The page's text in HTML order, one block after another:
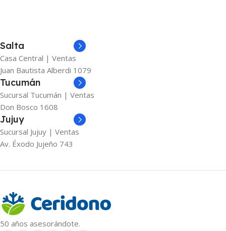
Salta
Casa Central | Ventas
Juan Bautista Alberdi 1079
Tucumán
Sucursal Tucumán | Ventas
Don Bosco 1608
Jujuy
Sucursal Jujuy | Ventas
Av. Éxodo Jujeño 743
50 años asesorándote.